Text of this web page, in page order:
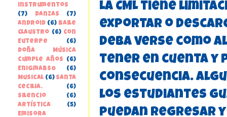
La CML tiene
exportar o
deba verse como
tener en cuenta y
consecuencia.
los estudiantes
puedan regresar
instrumentos
(7)
danzas
(7)
Android (6) Baile
Claustro (6) Con
Euterpe
(6)
Doña Música
cumple años
(6)
EnigmaBSO
(6)
Musical (6) Santa
Cecilia.
(6)
Silencio
(6)
Artística
(5)
Emisora